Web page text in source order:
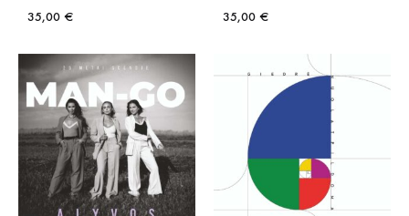
35,00 € 35,00 €